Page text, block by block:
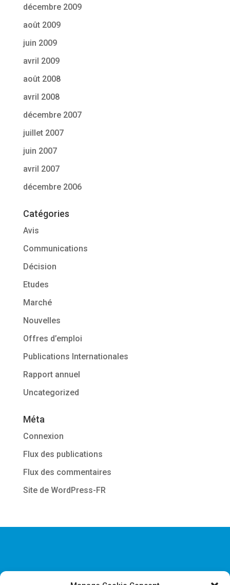
décembre 2009
août 2009
juin 2009
avril 2009
août 2008
avril 2008
décembre 2007
juillet 2007
juin 2007
avril 2007
décembre 2006
Catégories
Avis
Communications
Décision
Etudes
Marché
Nouvelles
Offres d’emploi
Publications Internationales
Rapport annuel
Uncategorized
Méta
Connexion
Flux des publications
Flux des commentaires
Site de WordPress-FR